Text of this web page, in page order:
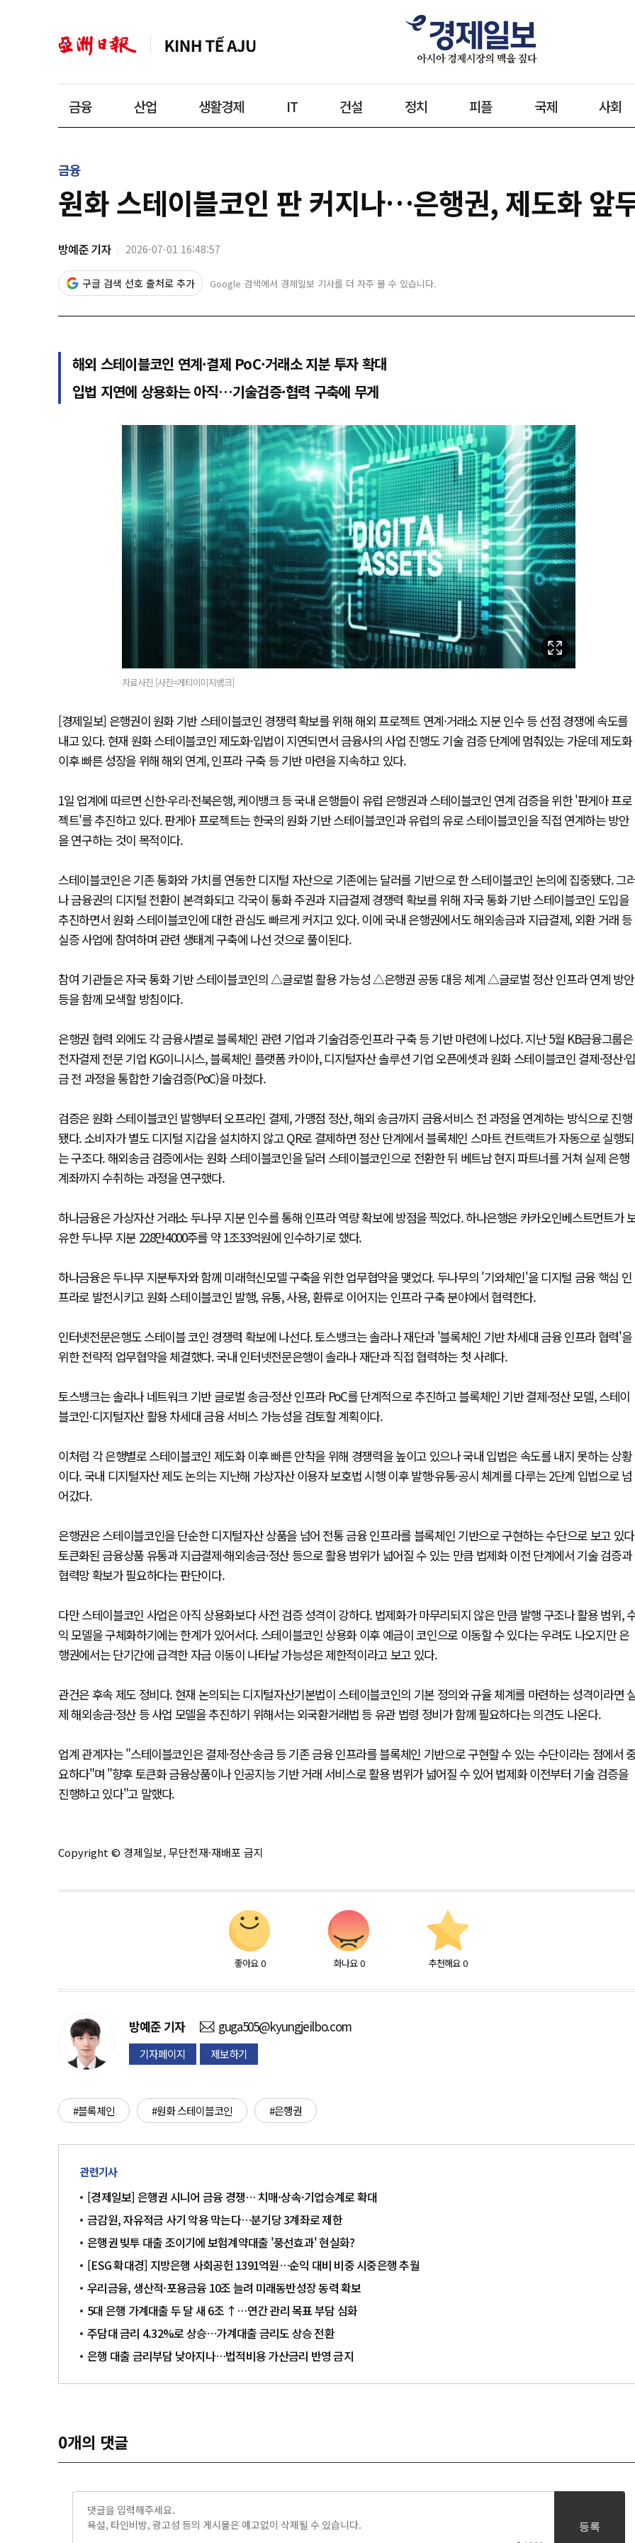
금융 산업 생활경제 IT 건설 정치 피플 국제 사회
금융
원화 스테이블코인 판 커지나…은행권, 제도화 앞
방예준 기자 2026-07-01 16:48:57
구글 검색 선호 출처로 추가 Google 검색에서 경제일보 기사를 더 자주 볼 수 있습니다.
해외 스테이블코인 연계·결제 PoC·거래소 지분 투자 확대
입법 지연에 상용화는 아직…기술검증·협력 구축에 무게
자료사진 [사진=게티이미지뱅크]
[경제일보] 은행권이 원화 기반 스테이블코인 경쟁력 확보를 위해 해외 프로젝트 연계·거래소 지분 인수 등 선점 경쟁에 속도를
내고 있다. 현재 원화 스테이블코인 제도화·입법이 지연되면서 금융사의 사업 진행도 기술 검증 단계에 멈춰있는 가운데 제도화
이후 빠른 성장을 위해 해외 연계, 인프라 구축 등 기반 마련을 지속하고 있다.
1일 업계에 따르면 신한·우리·전북은행, 케이뱅크 등 국내 은행들이 유럽 은행권과 스테이블코인 연계 검증을 위한 '판게아 프로
젝트'를 추진하고 있다. 판게아 프로젝트는 한국의 원화 기반 스테이블코인과 유럽의 유로 스테이블코인을 직접 연계하는 방안
을 연구하는 것이 목적이다.
스테이블코인은 기존 통화와 가치를 연동한 디지털 자산으로 기존에는 달러를 기반으로 한 스테이블코인 논의에 집중됐다. 그
나 금융권의 디지털 전환이 본격화되고 각국이 통화 주권과 지급결제 경쟁력 확보를 위해 자국 통화 기반 스테이블코인 도입을
추진하면서 원화 스테이블코인에 대한 관심도 빠르게 커지고 있다. 이에 국내 은행권에서도 해외송금과 지급결제, 외환 거래 등
실증 사업에 참여하며 관련 생태계 구축에 나선 것으로 풀이된다.
참여 기관들은 자국 통화 기반 스테이블코인의 △글로벌 활용 가능성 △은행권 공동 대응 체계 △글로벌 정산 인프라 연계 방안
등을 함께 모색할 방침이다.
은행권 협력 외에도 각 금융사별로 블록체인 관련 기업과 기술검증·인프라 구축 등 기반 마련에 나섰다. 지난 5월 KB금융그룹은
전자결제 전문 기업 KG이니시스, 블록체인 플랫폼 카이아, 디지털자산 솔루션 기업 오픈에셋과 원화 스테이블코인 결제·정산·입
금 전 과정을 통합한 기술검증(PoC)을 마쳤다.
검증은 원화 스테이블코인 발행부터 오프라인 결제, 가맹점 정산, 해외 송금까지 금융서비스 전 과정을 연계하는 방식으로 진행
됐다. 소비자가 별도 디지털 지갑을 설치하지 않고 QR로 결제하면 정산 단계에서 블록체인 스마트 컨트랙트가 자동으로 실행되
는 구조다. 해외송금 검증에서는 원화 스테이블코인을 달러 스테이블코인으로 전환한 뒤 베트남 현지 파트너를 거쳐 실제 은행
계좌까지 수취하는 과정을 연구했다.
하나금융은 가상자산 거래소 두나무 지분 인수를 통해 인프라 역량 확보에 방점을 찍었다. 하나은행은 카카오인베스트먼트가
유한 두나무 지분 228만4000주를 약 1조33억원에 인수하기로 했다.
하나금융은 두나무 지분투자와 함께 미래혁신모델 구축을 위한 업무협약을 맺었다. 두나무의 '기와체인'을 디지털 금융 핵심 인
프라로 발전시키고 원화 스테이블코인 발행, 유통, 사용, 환류로 이어지는 인프라 구축 분야에서 협력한다.
인터넷전문은행도 스테이블 코인 경쟁력 확보에 나선다. 토스뱅크는 솔라나 재단과 '블록체인 기반 차세대 금융 인프라 협력'을
위한 전략적 업무협약을 체결했다. 국내 인터넷전문은행이 솔라나 재단과 직접 협력하는 첫 사례다.
토스뱅크는 솔라나 네트워크 기반 글로벌 송금·정산 인프라 PoC를 단계적으로 추진하고 블록체인 기반 결제·정산 모델, 스테이
블코인·디지털자산 활용 차세대 금융 서비스 가능성을 검토할 계획이다.
이처럼 각 은행별로 스테이블코인 제도화 이후 빠른 안착을 위해 경쟁력을 높이고 있으나 국내 입법은 속도를 내지 못하는 상황
이다. 국내 디지털자산 제도 논의는 지난해 가상자산 이용자 보호법 시행 이후 발행·유통·공시 체계를 다루는 2단계 입법으로 넘
어갔다.
은행권은 스테이블코인을 단순한 디지털자산 상품을 넘어 전통 금융 인프라를 블록체인 기반으로 구현하는 수단으로 보고 있
토큰화된 금융상품 유통과 지급결제·해외송금·정산 등으로 활용 범위가 넓어질 수 있는 만큼 법제화 이전 단계에서 기술 검증과
협력망 확보가 필요하다는 판단이다.
다만 스테이블코인 사업은 아직 상용화보다 사전 검증 성격이 강하다. 법제화가 마무리되지 않은 만큼 발행 구조나 활용 범위,
익 모델을 구체화하기에는 한계가 있어서다. 스테이블코인 상용화 이후 예금이 코인으로 이동할 수 있다는 우려도 나오지만 은
행권에서는 단기간에 급격한 자금 이동이 나타날 가능성은 제한적이라고 보고 있다.
관건은 후속 제도 정비다. 현재 논의되는 디지털자산기본법이 스테이블코인의 기본 정의와 규율 체계를 마련하는 성격이라면
제 해외송금·정산 등 사업 모델을 추진하기 위해서는 외국환거래법 등 유관 법령 정비가 함께 필요하다는 의견도 나온다.
업계 관계자는 "스테이블코인은 결제·정산·송금 등 기존 금융 인프라를 블록체인 기반으로 구현할 수 있는 수단이라는 점에서
요하다"며 "향후 토큰화 금융상품이나 인공지능 기반 거래 서비스로 활용 범위가 넓어질 수 있어 법제화 이전부터 기술 검증을
진행하고 있다"고 말했다.
Copyright © 경제일보, 무단전재·재배포 금지
좋아요 0 화나요 0 추천해요 0
방예준 기자 guga505@kyungjeilbo.com
기자페이지 제보하기
#블록체인 #원화 스테이블코인 #은행권
관련기사
[경제일보] 은행권 시니어 금융 경쟁… 치매·상속·기업승계로 확대
금감원, 자유적금 사기 악용 막는다…분기당 3계좌로 제한
은행권 빚투 대출 조이기에 보험계약대출 '풍선효과' 현실화?
[ESG 확대경] 지방은행 사회공헌 1391억원…순익 대비 비중 시중은행 추월
우리금융, 생산적·포용금융 10조 늘려 미래동반성장 동력 확보
5대 은행 가계대출 두 달 새 6조 ↑…연간 관리 목표 부담 심화
주담대 금리 4.32%로 상승…가계대출 금리도 상승 전환
은행 대출 금리부담 낮아지나…법적비용 가산금리 반영 금지
0개의 댓글
등록